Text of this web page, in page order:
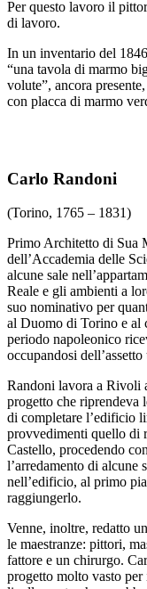
Per questo lavoro il
di lavoro.
In un inventario del
“una tavola di marmo
volute”, ancora
con placca di marmo
Carlo Randoni
(Torino, 1765 – 1831)
Primo Architetto di Sua
dell’Accademia delle
alcune sale
Reale e gli ambienti a
suo nominativo per
al Duomo di Torino e al
periodo napoleonico
occupandosi
Randoni lavora a Rivoli
progetto che riprendeva
di completare l’edificio
provvedimenti quello di
Castello, procedendo
l’arredamento di alcune
nell’edificio, al primo
raggiungerlo.
Venne, inoltre, redatto
le maestranze: pittori,
fattore e un chirurgo.
progetto molto vasto